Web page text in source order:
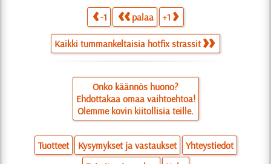
-1 palaa +1
Kaikki tummankeltaisia hotfix strassit
Onko käännös huono?
Ehdottakaa omaa vaihtoehtoa!
Olemme kovin kiitollisia teille.
Tuotteet Kysymykset ja vastaukset
Yhteystiedot